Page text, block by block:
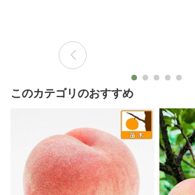
このカテゴリのおすすめ